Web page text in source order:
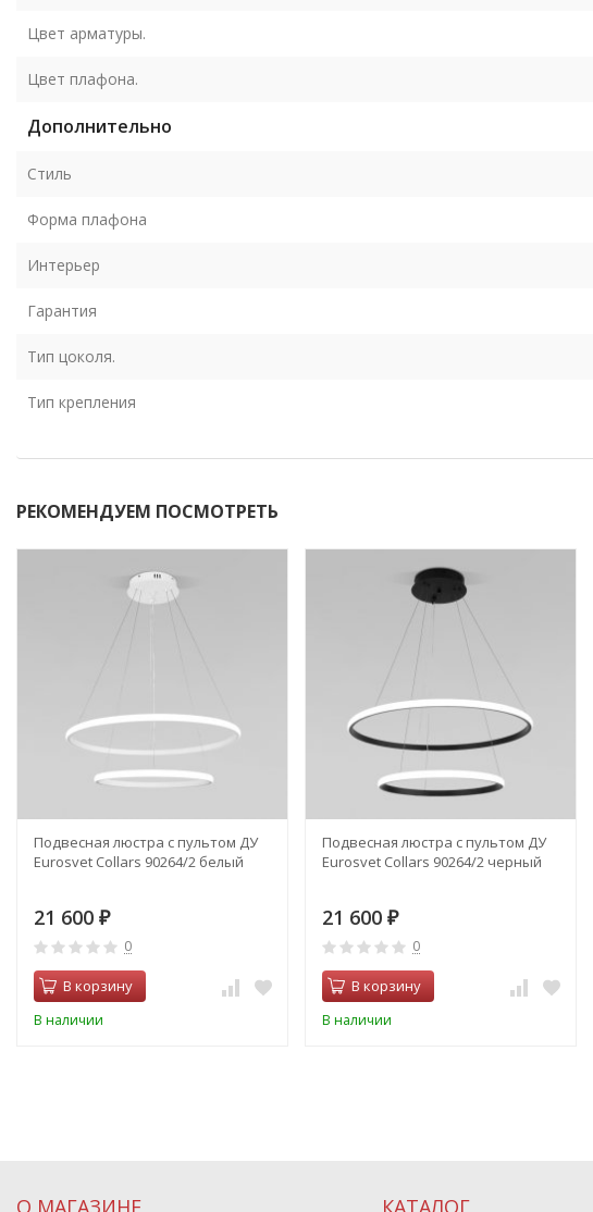
Цвет арматуры.
Цвет плафона.
Дополнительно
Стиль
Форма плафона
Интерьер
Гарантия
Тип цоколя.
Тип крепления
РЕКОМЕНДУЕМ ПОСМОТРЕТЬ
Подвесная люстра с пультом ДУ
Eurosvet Collars 90264/2 белый
21 600 ₽
0
В корзину
В наличии
Подвесная люстра с пультом ДУ
Eurosvet Collars 90264/2 черный
21 600 ₽
0
В корзину
В наличии